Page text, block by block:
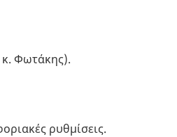
κ. Φωτάκης).
ρυθμίσεις.